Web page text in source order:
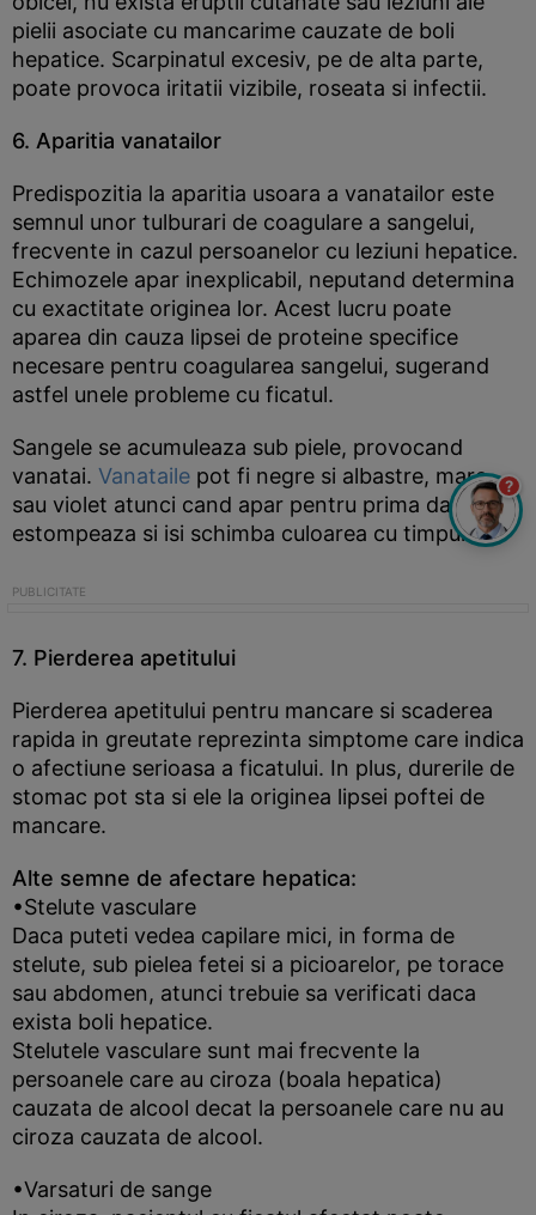
pielii asociate cu mancarime cauzate de boli
hepatice. Scarpinatul excesiv, pe de alta parte,
poate provoca iritatii vizibile, roseata si infectii.
6. Aparitia vanatailor
Predispozitia la aparitia usoara a vanatailor este
semnul unor tulburari de coagulare a sangelui,
frecvente in cazul persoanelor cu leziuni hepatice.
Echimozele apar inexplicabil, neputand determina
cu exactitate originea lor. Acest lucru poate
aparea din cauza lipsei de proteine specifice
necesare pentru coagularea sangelui, sugerand
astfel unele probleme cu ficatul.
Sangele se acumuleaza sub piele, provocand
vanatai. Vanataile pot fi negre si albastre, maro
sau violet atunci cand apar pentru prima data. Se
estompeaza si isi schimba culoarea cu timpul.
7. Pierderea apetitului
Pierderea apetitului pentru mancare si scaderea
rapida in greutate reprezinta simptome care indica
o afectiune serioasa a ficatului. In plus, durerile de
stomac pot sta si ele la originea lipsei poftei de
mancare.
Alte semne de afectare hepatica:
•Stelute vasculare
Daca puteti vedea capilare mici, in forma de
stelute, sub pielea fetei si a picioarelor, pe torace
sau abdomen, atunci trebuie sa verificati daca
exista boli hepatice.
Stelutele vasculare sunt mai frecvente la
persoanele care au ciroza (boala hepatica)
cauzata de alcool decat la persoanele care nu au
ciroza cauzata de alcool.
•Varsaturi de sange
?